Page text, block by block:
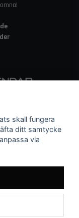
skall fungera
ditt samtycke
via